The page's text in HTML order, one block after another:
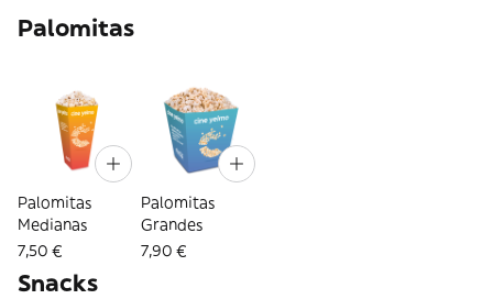
Palomitas
Palomitas
Medianas
7,50 €
Palomitas
Grandes
7,90 €
Snacks